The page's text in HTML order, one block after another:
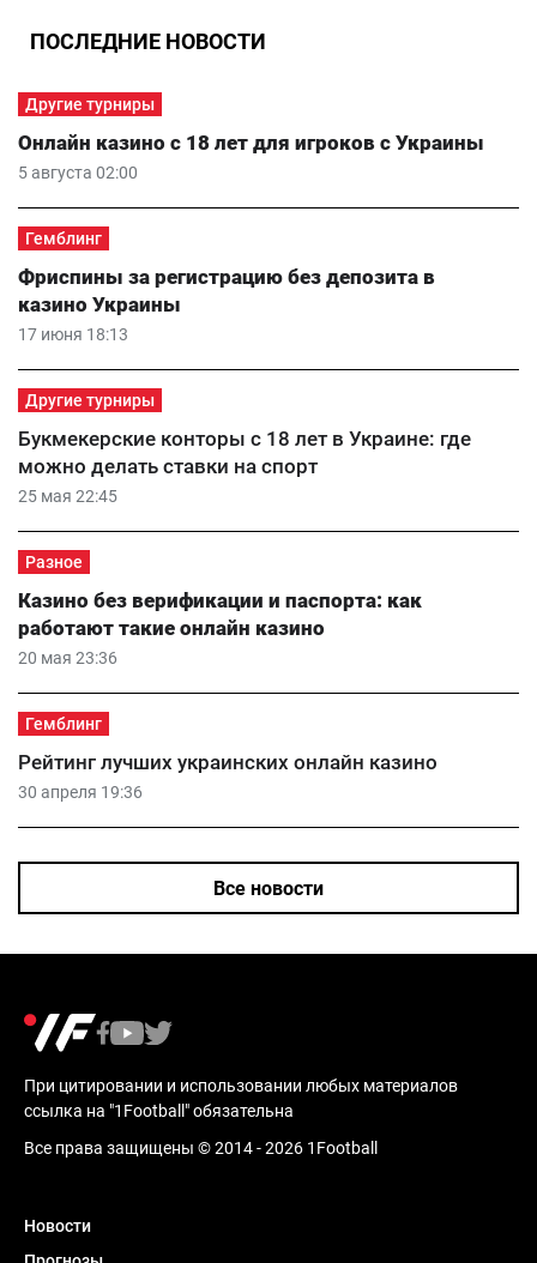
ПОСЛЕДНИЕ НОВОСТИ
Другие турниры
5 августа 02:00
Онлайн казино с 18 лет для игроков с Украины
Гемблинг
17 июня 18:13
Фриспины за регистрацию без депозита в
казино Украины
Другие турниры
25 мая 22:45
Букмекерские конторы с 18 лет в Украине: где
можно делать ставки на спорт
Разное
20 мая 23:36
Казино без верификации и паспорта: как
работают такие онлайн казино
Гемблинг
30 апреля 19:36
Рейтинг лучших украинских онлайн казино
Все новости
При цитировании и использовании любых материалов
ссылка на "1Football" обязательна
Все права защищены © 2014 - 2026 1Football
Новости